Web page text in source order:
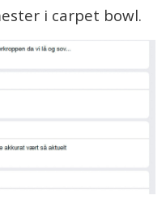
i carpet bowl.